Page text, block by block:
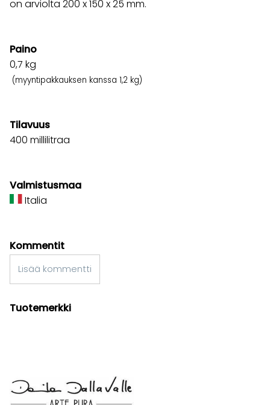
on arviolta 200 x 150 x 25 mm.
Paino
0,7 kg
(myyntipakkauksen kanssa 1,2 kg)
Tilavuus
400 millilitraa
Valmistusmaa
Italia
Kommentit
Lisää kommentti
Tuotemerkki